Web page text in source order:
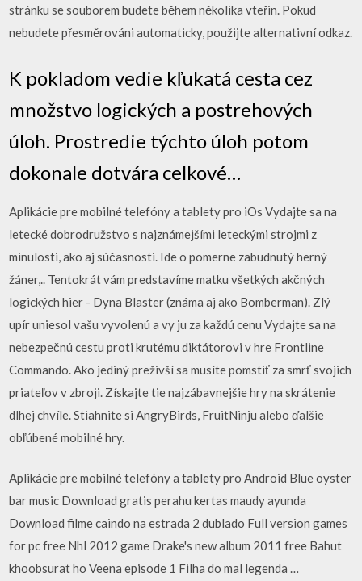
stránku se souborem budete během několika vteřin. Pokud
nebudete přesměrováni automaticky, použijte alternativní odkaz.
K pokladom vedie kľukatá cesta cez
množstvo logických a postrehových
úloh. Prostredie týchto úloh potom
dokonale dotvára celkové…
Aplikácie pre mobilné telefóny a tablety pro iOs Vydajte sa na
letecké dobrodružstvo s najznámejšími leteckými strojmi z
minulosti, ako aj súčasnosti. Ide o pomerne zabudnutý herný
žáner,.. Tentokrát vám predstavíme matku všetkých akčných
logických hier - Dyna Blaster (známa aj ako Bomberman). Zlý
upír uniesol vašu vyvolenú a vy ju za každú cenu Vydajte sa na
nebezpečnú cestu proti krutému diktátorovi v hre Frontline
Commando. Ako jediný preživší sa musíte pomstiť za smrť svojich
priateľov v zbroji. Získajte tie najzábavnejšie hry na skrátenie
dlhej chvíle. Stiahnite si AngryBirds, FruitNinju alebo ďalšie
obľúbené mobilné hry.
Aplikácie pre mobilné telefóny a tablety pro Android Blue oyster
bar music Download gratis perahu kertas maudy ayunda
Download filme caindo na estrada 2 dublado Full version games
for pc free Nhl 2012 game Drake's new album 2011 free Bahut
khoobsurat ho Veena episode 1 Filha do mal legenda …